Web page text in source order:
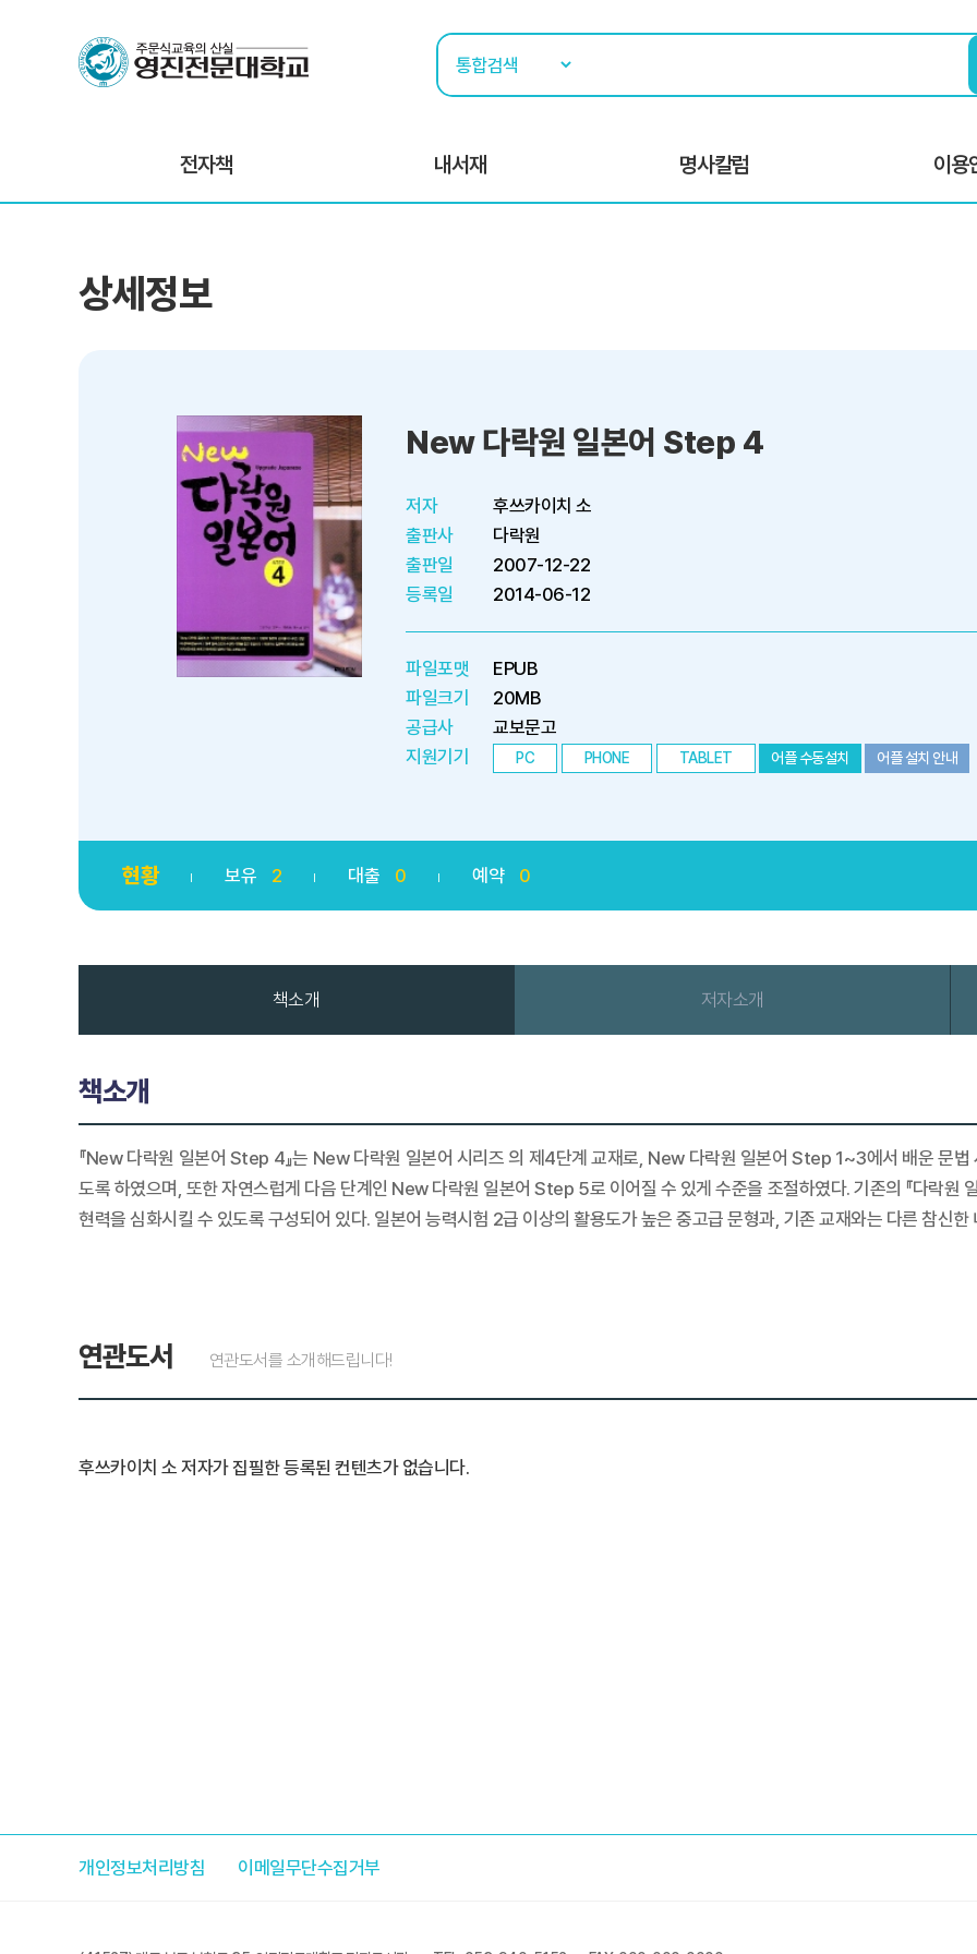
전자책 내서재 명사칼럼 이용
상세정보
New 다락원 일본어 Step 4
저자
후쓰카이치 소
출판사
다락원
출판일
2007-12-22
등록일
2014-06-12
파일포맷
EPUB
파일크기
20MB
공급사
교보문고
지원기기
PC PHONE TABLET 어플 수동설치 어플 설치 안내
현황 보유 2 대출 0 예약 0
책소개 저자소개
책소개
『New 다락원 일본어 Step 4』는 New 다락원 일본어 시리즈 의 제4단계 교재로, New 다락원 일본어 Step 1~3에서 배운 문
도록 하였으며, 또한 자연스럽게 다음 단계인 New 다락원 일본어 Step 5로 이어질 수 있게 수준을 조절하였다. 기존의 『다락원
현력을 심화시킬 수 있도록 구성되어 있다. 일본어 능력시험 2급 이상의 활용도가 높은 중고급 문형과, 기존 교재와는 다른 참신
연관도서 연관도서를 소개해드립니다!
후쓰카이치 소 저자가 집필한 등록된 컨텐츠가 없습니다.
개인정보처리방침 이메일무단수집거부